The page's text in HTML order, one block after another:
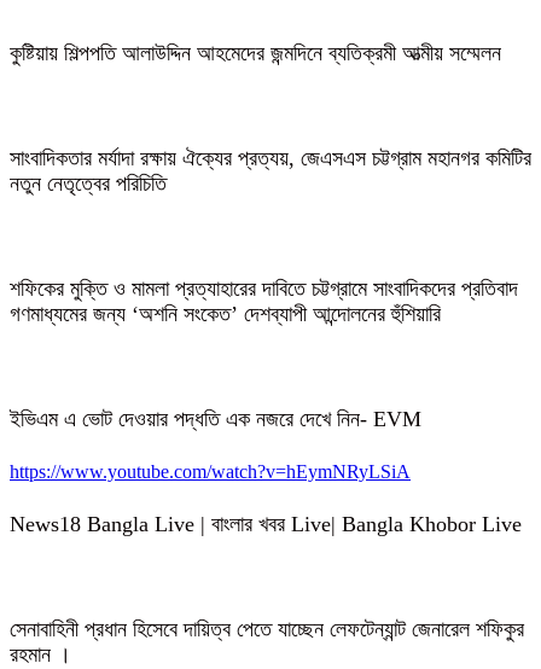
কুষ্টিয়ায় শিল্পপতি আলাউদ্দিন আহমেদের জন্মদিনে ব্যতিক্রমী আত্মীয় সম্মেলন
সাংবাদিকতার মর্যাদা রক্ষায় ঐক্যের প্রত্যয়, জেএসএস চট্টগ্রাম মহানগর কমিটির
নতুন নেতৃত্বের পরিচিতি
শফিকের মুক্তি ও মামলা প্রত্যাহারের দাবিতে চট্টগ্রামে সাংবাদিকদের প্রতিবাদ
গণমাধ্যমের জন্য ‘অশনি সংকেত’ দেশব্যাপী আন্দোলনের হুঁশিয়ারি
ইভিএম এ ভোট দেওয়ার পদ্ধতি এক নজরে দেখে নিন- EVM
https://www.youtube.com/watch?v=hEymNRyLSiA
News18 Bangla Live | বাংলার খবর Live| Bangla Khobor Live
সেনাবাহিনী প্রধান হিসেবে দায়িত্ব পেতে যাচ্ছেন লেফটেন্যান্ট জেনারেল শফিকুর
রহমান ।